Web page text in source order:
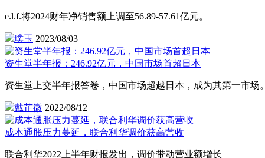
e.l.f.将2024财年净销售额上调至56.89-57.61亿元。
璞玉 2023/08/03
资生堂半年报：246.92亿元，中国市场首超日本
资生堂上交半年报答卷，中国市场超越日本，成为其第一市场。
戴芷微 2022/08/12
成本通胀压力蔓延，联合利华调价获高营收
联合利华2022上半年财报发出，调价带动营业额增长